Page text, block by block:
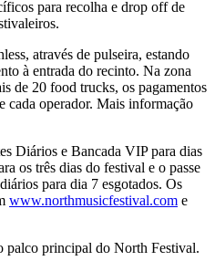
para recolha e drop off de
através de pulseira, estando
à entrada do recinto. Na zona
de 20 food trucks, os pagamentos
cada operador. Mais informação
Diários e Bancada VIP para dias
os três dias do festival e o passe
para dia 7 esgotados. Os
www.northmusicfestival.com e
palco principal do North Festival.